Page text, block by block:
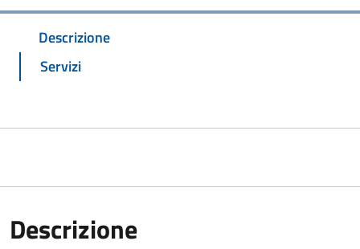
Descrizione
Servizi
Descrizione